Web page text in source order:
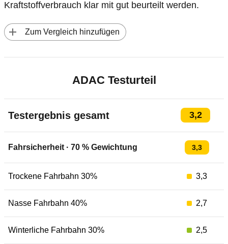
Zum Vergleich hinzufügen
Kraftstoffverbrauch klar mit gut beurteilt werden.
ADAC Testurteil
Testergebnis gesamt 3,2
Fahrsicherheit · 70 % Gewichtung 3,3
Trockene Fahrbahn 30% 3,3
Nasse Fahrbahn 40% 2,7
Winterliche Fahrbahn 30% 2,5